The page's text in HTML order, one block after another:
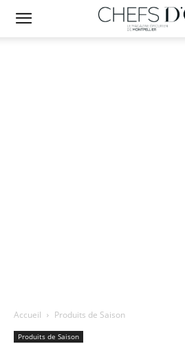
Accueil Produits de Saison
Produits de Saison